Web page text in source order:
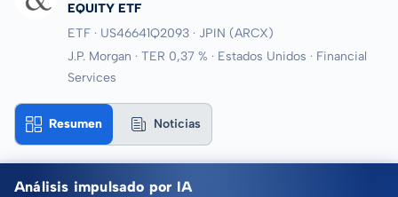
EQUITY ETF
ETF · US46641Q2093 · JPIN (ARCX)
J.P. Morgan · TER 0,37 % · Estados Unidos · Financial
Services
Resumen Noticias
Análisis impulsado por IA